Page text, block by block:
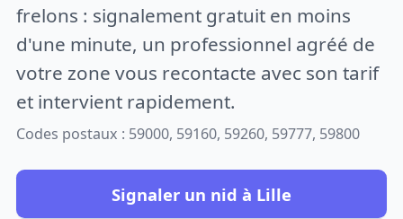
frelons : signalement gratuit en moins
d'une minute, un professionnel agréé de
votre zone vous recontacte avec son tarif
et intervient rapidement.
Codes postaux : 59000, 59160, 59260, 59777, 59800
Signaler un nid à Lille